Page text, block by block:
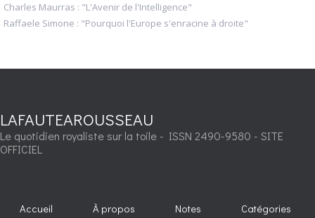
Charles Maurras : "L'Avenir de l'Intelligence"
Raffaele Simone : "Pourquoi l'Europe s'enracine à droite"
LAFAUTEAROUSSEAU
Le quotidien royaliste sur la toile - ISSN 2490-9580 - SITE
OFFICIEL
Accueil À propos Notes Catégories